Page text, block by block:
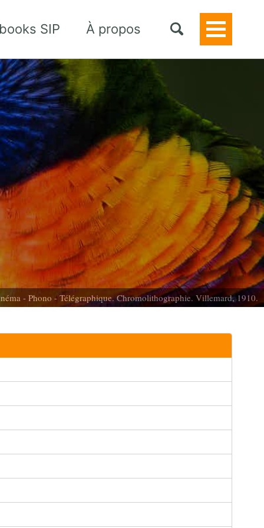
SIP À propos
Toggle
Menu
- Phono - Télégraphique. Chromolithographie. Villemard, 1910.